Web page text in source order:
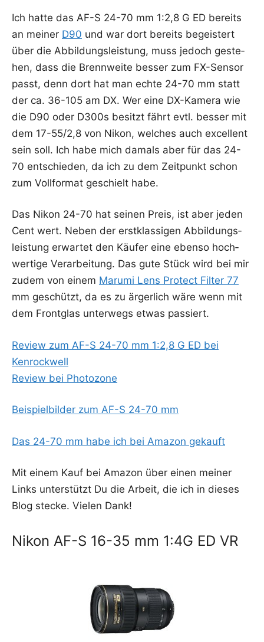
Ich hat­te das AF-S 24-70 mm 1:2,8 G ED bereits
an mei­ner D90 und war dort bereits begeis­tert
über die Abbil­dungs­leis­tung, muss jedoch geste­
hen, dass die Brenn­wei­te bes­ser zum FX-Sen­sor
passt, denn dort hat man ech­te 24-70 mm statt
der ca. 36-105 am DX. Wer eine DX-Kame­ra wie
die D90 oder D300s besitzt fährt evtl. bes­ser mit
dem 17-55/2,8 von Nikon, wel­ches auch excel­lent
sein soll. Ich habe mich damals aber für das 24-
70 ent­schie­den, da ich zu dem Zeit­punkt schon
zum Voll­for­mat geschielt habe.
Das Nikon 24-70 hat sei­nen Preis, ist aber jeden
Cent wert. Neben der erst­klas­si­gen Abbil­dungs­
leis­tung erwar­tet den Käu­fer eine eben­so hoch­
wer­ti­ge Ver­ar­bei­tung. Das gute Stück wird bei mir
zudem von einem Marumi Lens Pro­tect Fil­ter 77
mm geschützt, da es zu ärger­lich wäre wenn mit
dem Front­glas unter­wegs etwas passiert.
Review zum AF-S 24-70 mm 1:2,8 G ED bei
Kenrockwell
Review bei Photozone
Bei­spiel­bil­der zum AF-S 24-70 mm
Das 24-70 mm habe ich bei Ama­zon gekauft
Mit einem Kauf bei Ama­zon über einen mei­ner
Links unter­stützt Du die Arbeit, die ich in die­ses
Blog ste­cke. Vie­len Dank!
Nikon AF-S 16-35 mm 1:4G ED VR